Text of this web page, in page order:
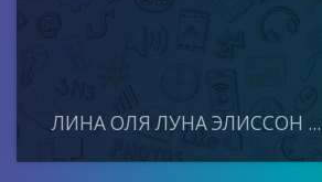
ЛИНА ОЛЯ ЛУНА ЭЛИССОН ...